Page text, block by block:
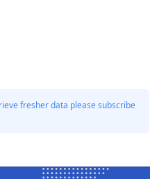
fresher data please subscribe